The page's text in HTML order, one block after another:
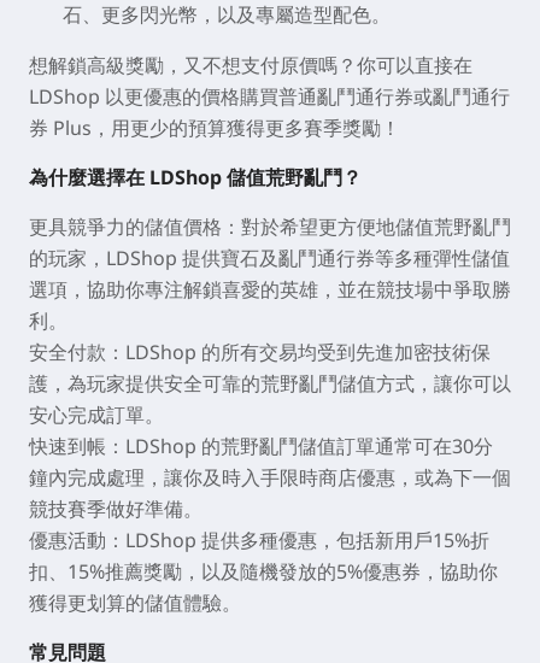
石、更多閃光幣，以及專屬造型配色。
想解鎖高級獎勵，又不想支付原價嗎？你可以直接在
LDShop 以更優惠的價格購買普通亂鬥通行券或亂鬥通行
券 Plus，用更少的預算獲得更多賽季獎勵！
為什麼選擇在 LDShop 儲值荒野亂鬥？
更具競爭力的儲值價格： 對於希望更方便地儲值荒野亂鬥
的玩家，LDShop 提供寶石及亂鬥通行券等多種彈性儲值
選項，協助你專注解鎖喜愛的英雄，並在競技場中爭取勝
利。
安全付款： LDShop 的所有交易均受到先進加密技術保
護，為玩家提供安全可靠的荒野亂鬥儲值方式，讓你可以
安心完成訂單。
快速到帳： LDShop 的荒野亂鬥儲值訂單通常可在30分
鐘內完成處理，讓你及時入手限時商店優惠，或為下一個
競技賽季做好準備。
優惠活動： LDShop 提供多種優惠，包括新用戶15%折
扣、15%推薦獎勵，以及隨機發放的5%優惠券，協助你
獲得更划算的儲值體驗。
常見問題